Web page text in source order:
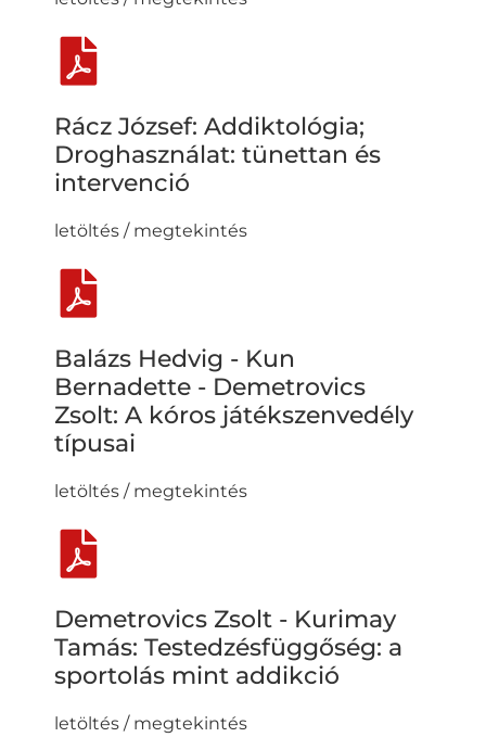
Rácz József: Addiktológia;
Droghasználat: tünettan és
intervenció
letöltés / megtekintés
Balázs Hedvig - Kun
Bernadette - Demetrovics
Zsolt: A kóros játékszenvedély
típusai
letöltés / megtekintés
Demetrovics Zsolt - Kurimay
Tamás: Testedzésfüggőség: a
sportolás mint addikció
letöltés / megtekintés